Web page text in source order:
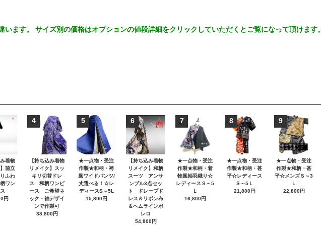
ます。 サイズ別の価格はオプションの値段詳細をクリックしていただくとご覧になって頂けます。
み着物
前立
ふわ
ワン
円
4
【持ち込み着物
リメイク】スッ
キリ切替ドレ
ス 和柄ワンピ
ース ご希望ネ
ック・袖デザイ
ンで作製可
38,800円
5
★一点物・受注
作製★和柄・袴
風ワイドパンツ/
丈選べる！☆レ
ディースS～5L
15,800円
6
【持ち込み着物
リメイク】和柄
スーツ アンサ
ンブル3点セッ
ト ドレープド
レス＆リボン布
＆ヘムラインボ
レロ
54,800円
7
★一点物・受注
作製★和柄・着
物風袖羽織り☆
レディースＳ～5
Ｌ
16,800円
8
★一点物・受注
作製★和柄・甚
平☆レディース
Ｓ～5Ｌ
21,800円
9
★一点物・受注
作製★和柄・甚
平☆メンズＳ～3
Ｌ
22,800円